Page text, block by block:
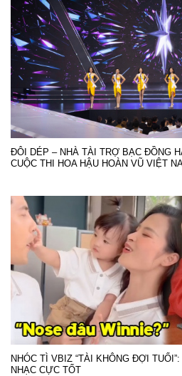
ĐÔI DÉP – NHÀ TÀI TRỢ BẠC ĐỒNG
CUỘC THI HOA HẬU HOÀN VŨ VIỆT
NHÓC TÌ VBIZ “TÀI KHÔNG ĐỢI
NHẠC CỰC TỐT